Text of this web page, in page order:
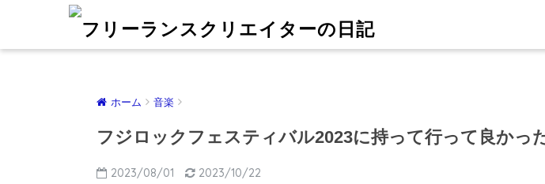
ホーム 音楽
フジロックフェスティバル2023に持って行って良かっ
2023/08/01 2023/10/22